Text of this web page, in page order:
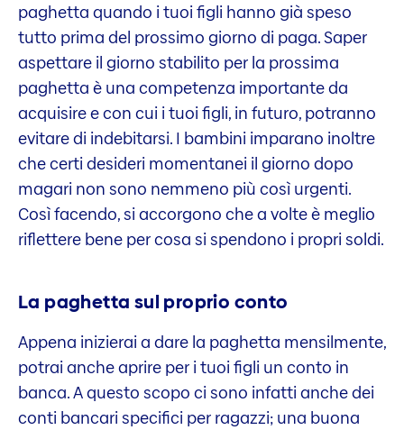
paghetta quando i tuoi figli hanno già speso
tutto prima del prossimo giorno di paga. Saper
aspettare il giorno stabilito per la prossima
paghetta è una competenza importante da
acquisire e con cui i tuoi figli, in futuro, potranno
evitare di indebitarsi. I bambini imparano inoltre
che certi desideri momentanei il giorno dopo
magari non sono nemmeno più così urgenti.
Così facendo, si accorgono che a volte è meglio
riflettere bene per cosa si spendono i propri soldi.
La paghetta sul proprio conto
Appena inizierai a dare la paghetta mensilmente,
potrai anche aprire per i tuoi figli un conto in
banca. A questo scopo ci sono infatti anche dei
conti bancari specifici per ragazzi; una buona